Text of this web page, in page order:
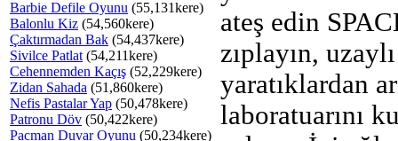
Barbie Defile Oyunu (55,131kere)
Balonlu Kiz (54,560kere)
Çaktırmadan Bak (54,437kere)
Sivilce Patlat (54,211kere)
Cehennemden Kaçış (52,229kere)
Zidan Sahada (51,860kere)
Nefis Pastalar Yap (50,478kere)
Patronu Döv (50,422kere)
Pacman Duvar Oyunu (50,234kere)
ateş edin
zıplayın, uzaylı
yaratıklardan
laboratuarını